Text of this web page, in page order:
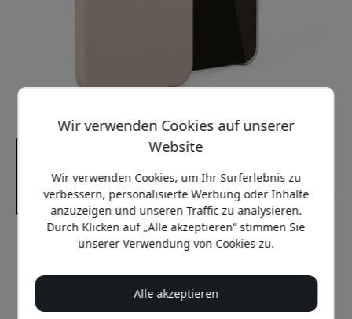
Empfohlener Preis
34.99 EUR
Jetzt kaufen
Wir verwenden Cookies auf unserer
Website
Wir verwenden Cookies, um Ihr Surferlebnis zu
verbessern, personalisierte Werbung oder Inhalte
anzuzeigen und unseren Traffic zu analysieren.
Durch Klicken auf „Alle akzeptieren“ stimmen Sie
unserer Verwendung von Cookies zu.
Alle akzeptieren